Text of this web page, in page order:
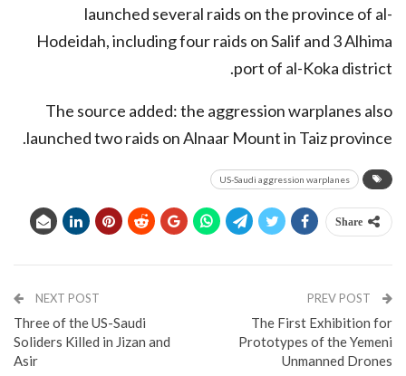
launched several raids on the province of al-
Hodeidah, including four raids on Salif and 3 Alhima
port of al-Koka district.
The source added: the aggression warplanes also
launched two raids on Alnaar Mount in Taiz province.
US-Saudi aggression warplanes
Share
The First Exhibition for
Prototypes of the Yemeni
Unmanned Drones
NEXT POST
Three of the US-Saudi
Soliders Killed in Jizan and
Asir